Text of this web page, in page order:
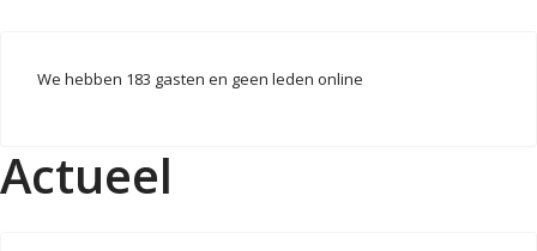
We hebben 183 gasten en geen leden online
Actueel